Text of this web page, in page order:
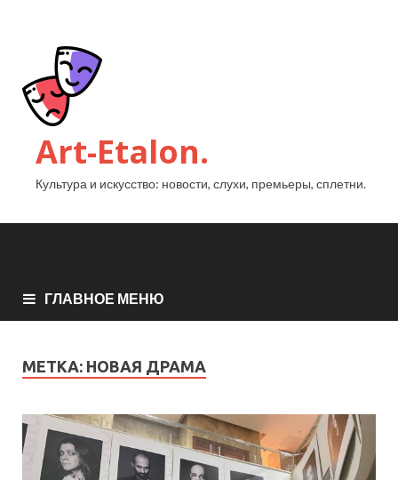
Art-Etalon.
Культура и искусство: новости, слухи, премьеры, сплетни.
ГЛАВНОЕ МЕНЮ
МЕТКА: НОВАЯ ДРАМА